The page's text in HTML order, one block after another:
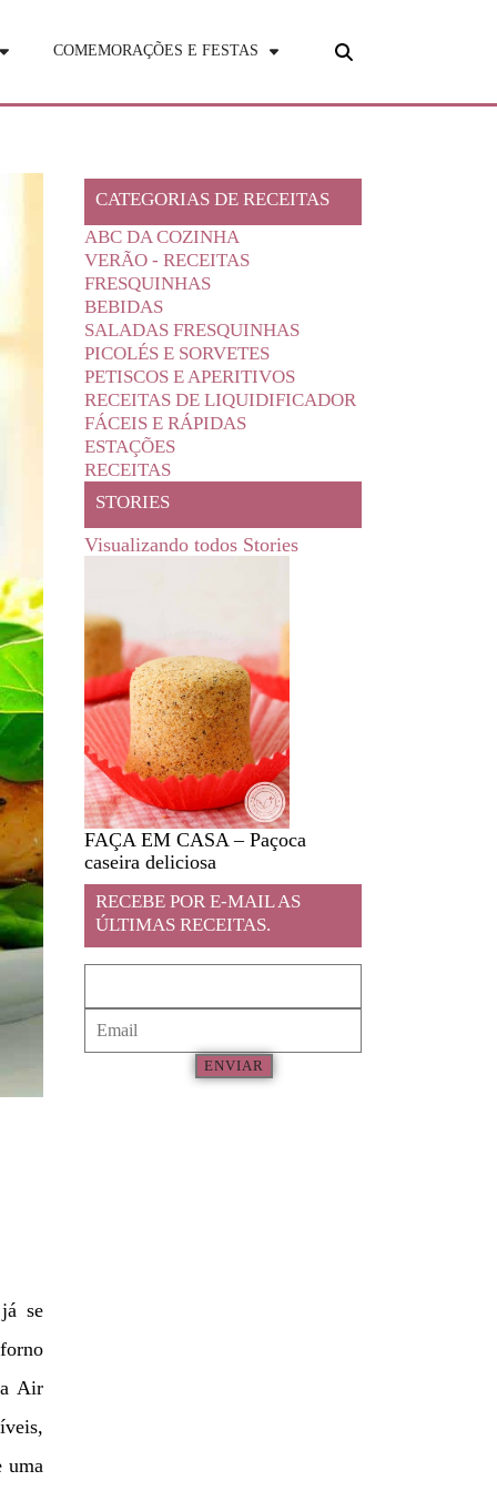
COMEMORAÇÕES E FESTAS
se
Air
uma
CATEGORIAS DE RECEITAS
ABC DA COZINHA
VERÃO - RECEITAS
FRESQUINHAS
BEBIDAS
SALADAS FRESQUINHAS
PICOLÉS E SORVETES
PETISCOS E APERITIVOS
RECEITAS DE LIQUIDIFICADOR
FÁCEIS E RÁPIDAS
ESTAÇÕES
RECEITAS
STORIES
Visualizando todos Stories
FAÇA EM CASA – Paçoca
caseira deliciosa
RECEBE POR E-MAIL AS
ÚLTIMAS RECEITAS.
ENVIAR